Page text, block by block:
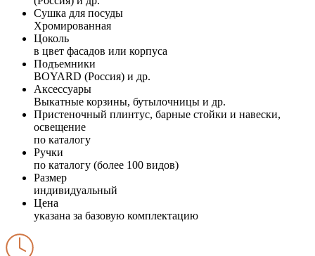
Сушка для посуды
Хромированная
Цоколь
в цвет фасадов или корпуса
Подъемники
BOYARD (Россия) и др.
Аксессуары
Выкатные корзины, бутылочницы и др.
Пристеночный плинтус, барные стойки и навески,
освещение
по каталогу
Ручки
по каталогу (более 100 видов)
Размер
индивидуальный
Цена
указана за базовую комплектацию